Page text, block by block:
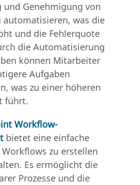
und Genehmigung von
automatisieren, was die
und die Fehlerquote
die Automatisierung
können Mitarbeiter
Aufgaben
was zu einer höheren
führt.
Workflow-
bietet eine einfache
zu erstellen
Es ermöglicht die
Prozesse und die